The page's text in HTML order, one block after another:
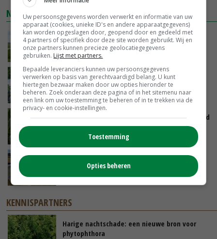
NIEUWSTE VIDEO'S
POAH!: John Deere 7730
GISTEREN, 10:00
Oekraïne-vlogger Kees Huizinga: ‘Bezoek van
de ambassade mag zelf groente plukken’
07-08-2026
Limburgse mais van Frijns doet het verrassend
goed
Droogte veroorzaakt steeds meer problemen:
‘Bassin afgelopen week al leeg’
06-08-2026
KENNISPARTNERS
Harige nachtschade: een nieuwe bron voor
phytophthora
Uw persoonsgegevens worden verwerkt en informatie van uw
apparaat (cookies, unieke ID's en andere apparaatgegevens)
kan worden opgeslagen door, geopend door en gedeeld met
4 partners of specifiek door deze site worden gebruikt. Wij en
onze partners kunnen precieze geolocatiegegevens
gebruiken. Lijst met partners.
Bepaalde leveranciers kunnen uw persoonsgegevens
verwerken op basis van gerechtvaardigd belang. U kunt
hiertegen bezwaar maken door uw opties hieronder te
beheren. Zoek onderaan deze pagina of in het sitemenu naar
een link om uw toestemming te beheren of in te trekken via de
privacy- en cookie-instellingen.
Toestemming
Opties beheren